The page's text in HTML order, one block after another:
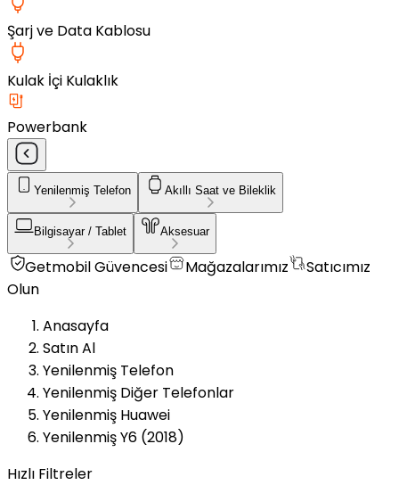
Şarj ve Data Kablosu
Kulak İçi Kulaklık
Powerbank
Yenilenmiş Telefon Akıllı Saat ve Bileklik
Bilgisayar / Tablet Aksesuar
Getmobil Güvencesi Mağazalarımız
Satıcımız
Olun
Anasayfa
Satın Al
Yenilenmiş Telefon
Yenilenmiş Diğer Telefonlar
Yenilenmiş Huawei
Yenilenmiş Y6 (2018)
Hızlı Filtreler